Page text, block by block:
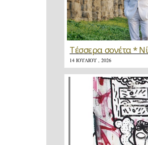
14 ΙΟΥΛΊΟΥ , 2026